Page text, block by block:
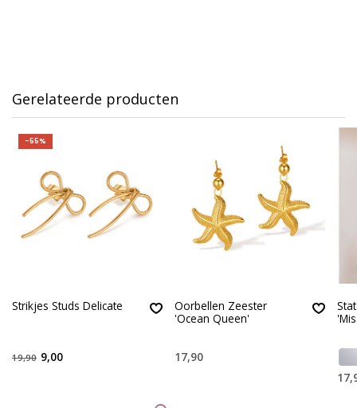
Gerelateerde producten
-55%
Strikjes Studs Delicate
19,90 9,00
Oorbellen Zeester
'Ocean Queen'
17,90